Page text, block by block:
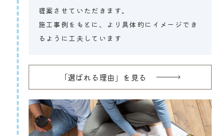
提案させていただきます。
施工事例をもとに、より具体的にイメージでき
るように工夫しています
「選ばれる理由」を見る